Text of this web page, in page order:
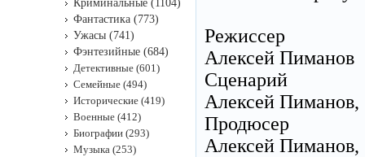
Режиссер
Алексей Пиманов
Сценарий
Алексей
Продюсер
Алексей
Криминальные (1104)
Фантастика (773)
Ужасы (741)
Фэнтезийные (684)
Детективные (601)
Семейные (494)
Исторические (419)
Военные (412)
Биографии (293)
Музыка (253)